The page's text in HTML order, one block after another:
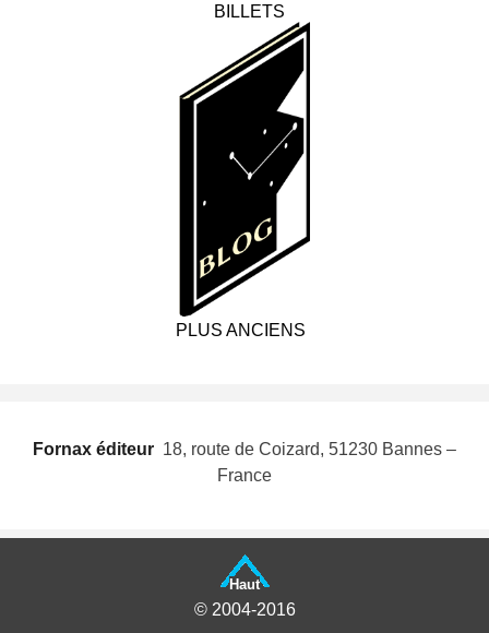
BILLETS
PLUS ANCIENS
Fornax éditeur  18, route de Coizard, 51230 Bannes –
France
Haut
© 2004-2016